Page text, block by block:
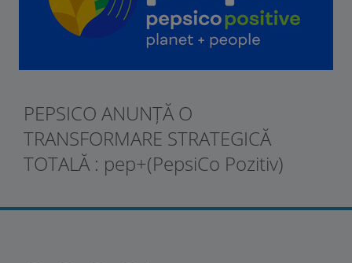
PEPSICO ANUNȚĂ O
TRANSFORMARE STRATEGICĂ
TOTALĂ : pep+(PepsiCo Pozitiv)